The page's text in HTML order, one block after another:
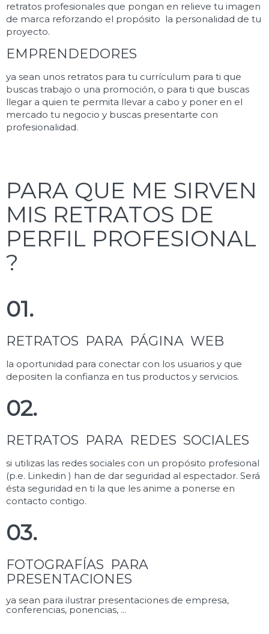
retratos profesionales que pongan en relieve tu imagen
de marca reforzando el propósito la personalidad de tu
proyecto.
EMPRENDEDORES
ya sean unos retratos para tu currículum para ti que
buscas trabajo o una promoción, o para ti que buscas
llegar a quien te permita llevar a cabo y poner en el
mercado tu negocio y buscas presentarte con
profesionalidad.
PARA QUE ME SIRVEN
MIS RETRATOS DE
PERFIL PROFESIONAL
?
01.
RETRATOS PARA PÁGINA WEB
la oportunidad para conectar con los usuarios y que
depositen la confianza en tus productos y servicios.
02.
RETRATOS PARA REDES SOCIALES
si utilizas las redes sociales con un propósito profesional
(p.e. Linkedin ) han de dar seguridad al espectador. Será
ésta seguridad en ti la que les anime a ponerse en
contacto contigo.
03.
FOTOGRAFÍAS PARA
PRESENTACIONES
ya sean para ilustrar presentaciones de empresa,
conferencias, ponencias, ...